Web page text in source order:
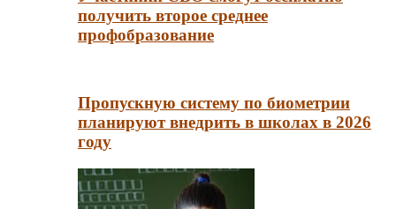
получить второе среднее
профобразование
Пропускную систему по биометрии
планируют внедрить в школах в 2026
году